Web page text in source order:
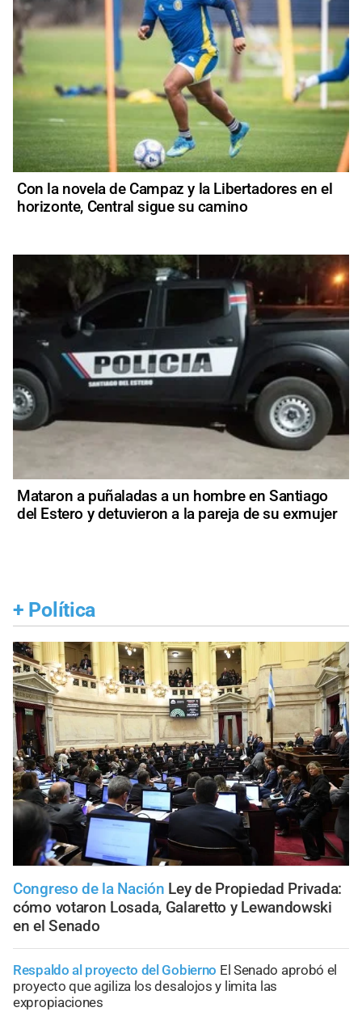
Con la novela de Campaz y la Libertadores en el
horizonte, Central sigue su camino
Mataron a puñaladas a un hombre en Santiago
del Estero y detuvieron a la pareja de su exmujer
+ Política
Congreso de la Nación Ley de Propiedad Privada:
cómo votaron Losada, Galaretto y Lewandowski
en el Senado
Respaldo al proyecto del Gobierno El Senado aprobó el
proyecto que agiliza los desalojos y limita las
expropiaciones